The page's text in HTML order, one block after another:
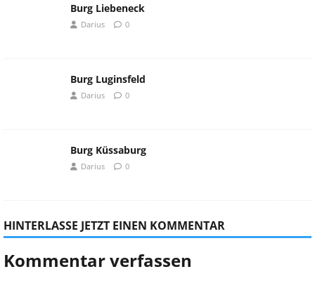
Burg Liebeneck
Darius 0
Burg Luginsfeld
Darius 0
Burg Küssaburg
Darius 0
HINTERLASSE JETZT EINEN KOMMENTAR
Kommentar verfassen